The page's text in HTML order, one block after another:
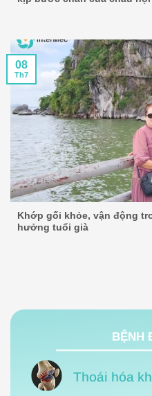
Khớp gối khỏe, vận động
hưởng tuổi già
08
Th7
BỆNH
Thoái hóa